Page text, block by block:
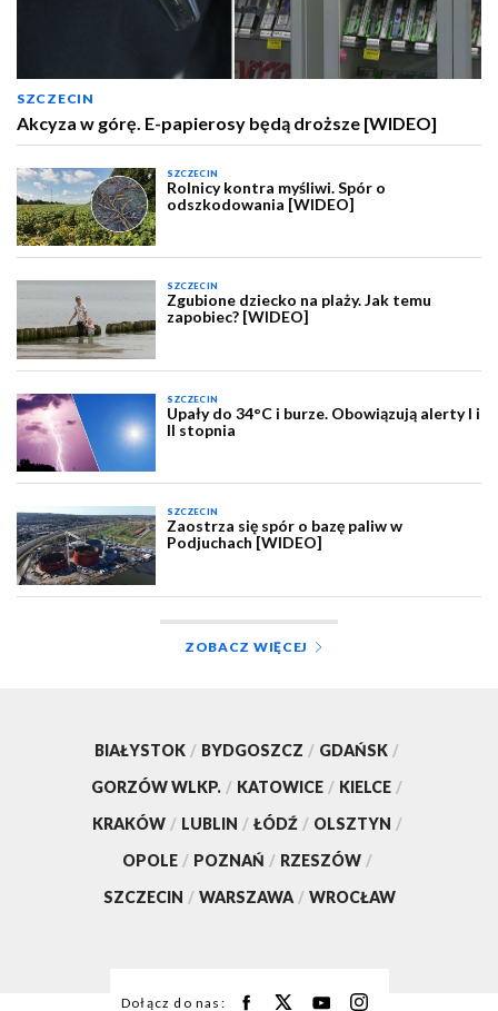
SZCZECIN
Akcyza w górę. E-papierosy będą droższe [WIDEO]
SZCZECIN
Rolnicy kontra myśliwi. Spór o
odszkodowania [WIDEO]
SZCZECIN
Zgubione dziecko na plaży. Jak temu
zapobiec? [WIDEO]
SZCZECIN
Upały do 34°C i burze. Obowiązują alerty I i
II stopnia
SZCZECIN
Zaostrza się spór o bazę paliw w
Podjuchach [WIDEO]
ZOBACZ WIĘCEJ
BIAŁYSTOK / BYDGOSZCZ / GDAŃSK /
GORZÓW WLKP. / KATOWICE / KIELCE /
KRAKÓW / LUBLIN / ŁÓDŹ / OLSZTYN /
OPOLE / POZNAŃ / RZESZÓW /
SZCZECIN / WARSZAWA / WROCŁAW
Dołącz do nas: